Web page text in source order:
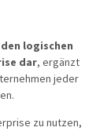
den logischen
dar, ergänzt
jeder
zu nutzen,